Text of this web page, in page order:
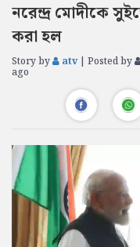
নরেন্দ্র মোদীকে
করা হল
Story by atv| Posted by
ago